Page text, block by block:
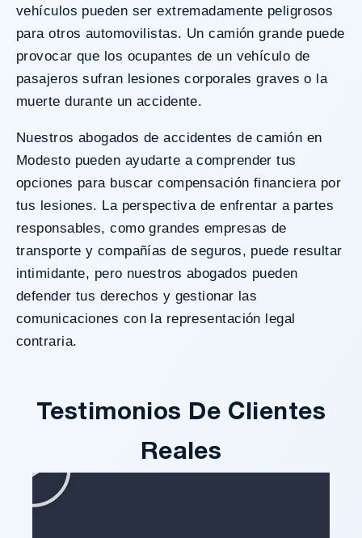
vehículos pueden ser extremadamente peligrosos
para otros automovilistas. Un camión grande puede
provocar que los ocupantes de un vehículo de
pasajeros sufran lesiones corporales graves o la
muerte durante un accidente.
Nuestros abogados de accidentes de camión en
Modesto pueden ayudarte a comprender tus
opciones para buscar compensación financiera por
tus lesiones. La perspectiva de enfrentar a partes
responsables, como grandes empresas de
transporte y compañías de seguros, puede resultar
intimidante, pero nuestros abogados pueden
defender tus derechos y gestionar las
comunicaciones con la representación legal
contraria.
Testimonios De Clientes
Reales